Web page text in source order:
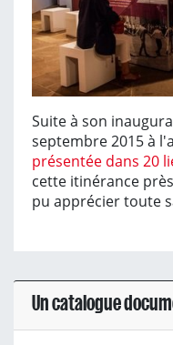
Suite à son
septembre 2015 à
présentée dans 20
cette itinérance
pu apprécier toute
Un catalogue